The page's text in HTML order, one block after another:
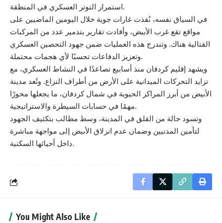
استمرار التوتر العسكري في المنطقة.
في السياق نفسه، نُفذت غارات جوية خلال اليومين الماضيين على
مواقع تقع غرب الأبيض، وأفادت تقارير بتدمير عدد من المركبات
القتالية هناك. وتندرج هذه العمليات ضمن جهود التحصين العسكري
وتعزيز الدفاعات تحسبًا لأي هجمات محتملة.
ويشهد إقليم كردفان منذ أسابيع تصاعدًا في النشاط العسكري، مع
تزايد التحركات الميدانية على الأرض من أطراف النزاع. وتُعد مدينة
الأبيض من أبرز المراكز الحيوية في شمال كردفان، ما يجعلها محورًا
مهمًا في حسابات السيطرة والاستراتيجية.
وتسود حالة من القلق في المدينة، وسط مطالب بتكثيف الجهود
لتأمين المدنيين وضمان عدم انزلاق الأبيض إلى مواجهة مباشرة
داخل أحيائها السكنية.
You Might Also Like